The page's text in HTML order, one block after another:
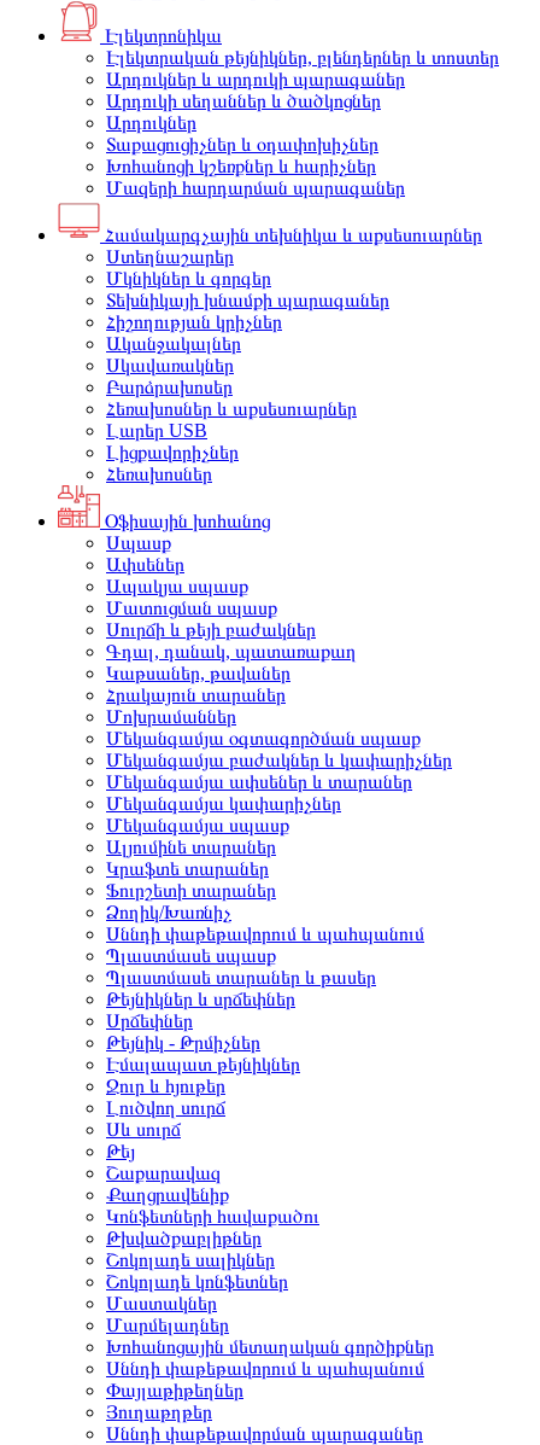
Էլեկտրոնիկա
Էլեկտրական թեյնիկներ, բլենդերներ և տոստեր
Արդուկներ և արդուկի պարագաներ
Արդուկի սեղաններ և ծածկոցներ
Արդուկներ
Տաքացուցիչներ և օդափոխիչներ
Խոհանոցի կշեռքներ և հարիչներ
Մազերի հարդարման պարագաներ
Համակարգչային տեխնիկա և աքսեսուարներ
Ստեղնաշարեր
Մկնիկներ և գորգեր
Տեխնիկայի խնամքի պարագաներ
Հիշողության կրիչներ
Ականջակալներ
Սկավառակներ
Բարձրախոսեր
Հեռախոսներ և աքսեսուարներ
Լարեր USB
Լիցքավորիչներ
Հեռախոսներ
Օֆիսային խոհանոց
Սպասք
Ափսեներ
Ապակյա սպասք
Մատուցման սպասք
Սուրճի և թեյի բաժակներ
Գդալ, դանակ, պատառաքաղ
Կաթսաներ, թավաներ
Հրակայուն տարաներ
Մոխրամաններ
Մեկանգամյա օգտագործման սպասք
Մեկանգամյա բաժակներ և կափարիչներ
Մեկանգամյա ափսեներ և տարաներ
Մեկանգամյա կափարիչներ
Մեկանգամյա սպասք
Ալյումինե տարաներ
Կրաֆտե տարաներ
Ֆուրշետի տարաներ
Ձողիկ/Խառնիչ
Սննդի փաթեթավորում և պահպանում
Պլաստմասե սպասք
Պլաստմասե տարաներ և թասեր
Թեյնիկներ և սրճեփներ
Սրճեփներ
Թեյնիկ - Թրմիչներ
Էմալապատ թեյնիկներ
Ջուր և հյութեր
Լուծվող սուրճ
Սև սուրճ
Թեյ
Շաքարավազ
Քաղցրավենիք
Կոնֆետների հավաքածու
Թխվածքաբլիթներ
Շոկոլադե սալիկներ
Շոկոլադե կոնֆետներ
Մաստակներ
Մարմելադներ
Խոհանոցային մետաղական գործիքներ
Սննդի փաթեթավորում և պահպանում
Փայլաթիթեղներ
Յուղաթղթեր
Սննդի փաթեթավորման պարագաներ